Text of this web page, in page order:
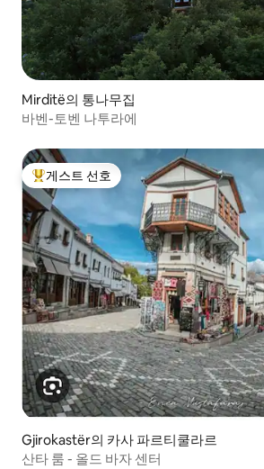
Mirditë의 통나무집
바벤-토벤 나투라에
상위 게스트 선호
게스트 선호
Gjirokastër의 카사 파르티쿨라르
산타 룸 - 올드 바자 센터